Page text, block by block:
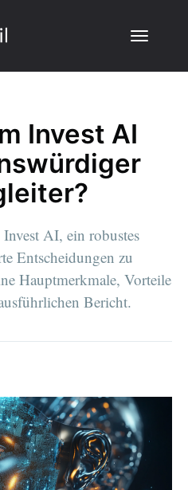
Invest AI
AI, ein robustes
Entscheidungen zu
Hauptmerkmale, Vorteile
Bericht.